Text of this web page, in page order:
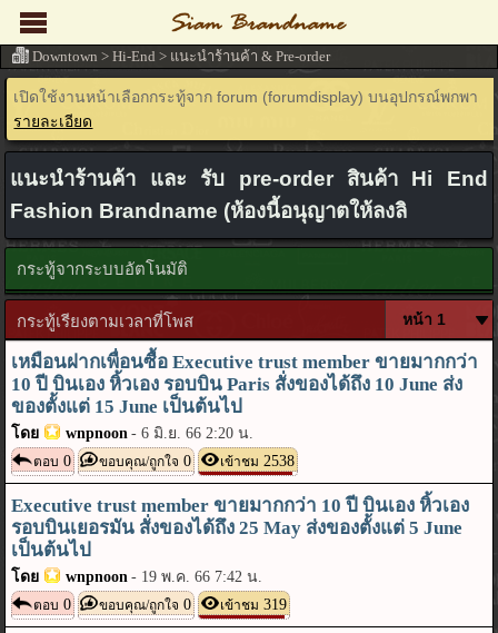
เปิดใช้งานหน้าเลือกกระทู้จาก forum (forumdisplay) บนอุปกรณ์พกพา
รายละเอียด
แนะนำร้านค้า และ รับ pre-order สินค้า Hi End
Fashion Brandname (ห้องนี้อนุญาตให้ลงลิ
กระทู้จากระบบอัตโนมัติ
กระทู้เรียงตามเวลาที่โพส
เหมือนฝากเพื่อนซื้อ Executive trust member ขายมากกว่า
10 ปี บินเอง หิ้วเอง รอบบิน Paris สั่งของได้ถึง 10 June ส่ง
ของตั้งแต่ 15 June เป็นต้นไป
โดย wnpnoon -6 มิ.ย. 66 2:20 น.
ตอบ 0 ขอบคุณ/ถูกใจ 0 เข้าชม 2538
Executive trust member ขายมากกว่า 10 ปี บินเอง หิ้วเอง
รอบบินเยอรมัน สั่งของได้ถึง 25 May ส่งของตั้งแต่ 5 June
เป็นต้นไป
โดย wnpnoon - 19 พ.ค. 66 7:42 น.
ตอบ 0 ขอบคุณ/ถูกใจ 0 เข้าชม 319
Downtown > Hi-End > แนะนำร้านค้า & Pre-order